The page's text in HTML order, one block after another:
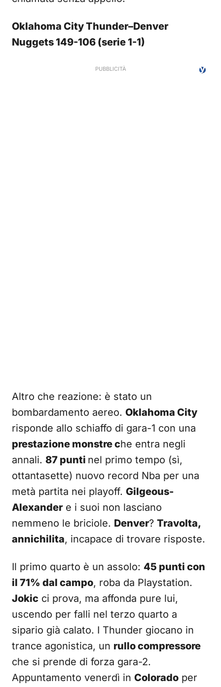
Oklahoma City Thunder–Denver
Nuggets 149-106 (serie 1-1)
Altro che reazione: è stato un
bombardamento aereo. Oklahoma City
risponde allo schiaffo di gara-1 con una
prestazione monstre che entra negli
annali. 87 punti nel primo tempo (sì,
ottantasette) nuovo record Nba per una
metà partita nei playoff. Gilgeous-
Alexander e i suoi non lasciano
nemmeno le briciole. Denver? Travolta,
annichilita, incapace di trovare risposte.
Il primo quarto è un assolo: 45 punti con
il 71% dal campo, roba da Playstation.
Jokic ci prova, ma affonda pure lui,
uscendo per falli nel terzo quarto a
sipario già calato. I Thunder giocano in
trance agonistica, un rullo compressore
che si prende di forza gara-2.
Appuntamento venerdì in Colorado per